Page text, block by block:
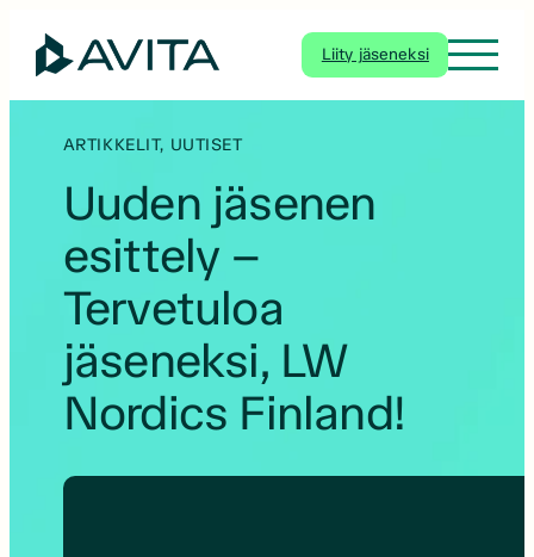
sisältöön
Liity jäseneksi
ARTIKKELIT, UUTISET
Uuden jäsenen
esittely –
Tervetuloa
jäseneksi, LW
Nordics Finland!